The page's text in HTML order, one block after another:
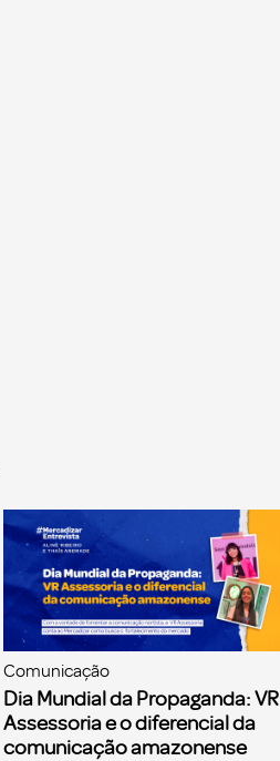
Comunicação
Dia Mundial da Propaganda: VR
Assessoria e o diferencial da
comunicação amazonense